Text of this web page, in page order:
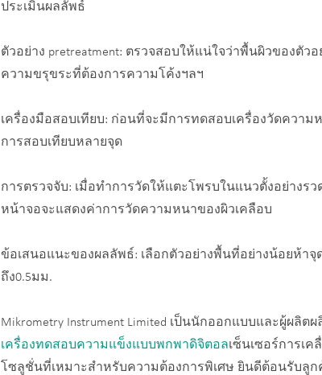
ประเมินผลลัพธ์
ตัวอย่าง pretreatment: ตรวจสอบให้แน่ใจว่าพื้นผิวของตัว
ความขรุขระที่ต้องการความโค้งฯลฯ
เครื่องมือสอบเทียบ: ก่อนที่จะมีการทดสอบเครื่องวัดควา
การสอบเทียบหลายจุด
การตรวจจับ: เมื่อทำการวัดให้แตะโพรบในแนวตั้งอย่างร
หน้าจอจะแสดงค่าการวัดความหนาของผิวเคลือบ
ข้อเสนอแนะของผลลัพธ์: เลือกตัวอย่างพื้นที่อย่างน้อยห้า
ถึง0.5มม.
Mikrometry Instrument Limited เป็นนักออกแบบและผู้ผลิ
เครื่องทดสอบความแข็งแบบพกพาดิจิตอลเซ็นเซอร์การเ
โซลูชั่นที่เหมาะสำหรับความต้องการพิเศษ ยินดีต้อนรับลู